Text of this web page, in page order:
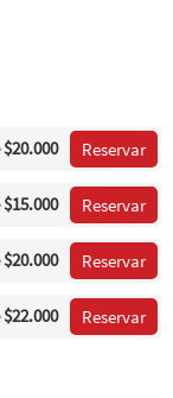
$20.000 Reservar
$15.000 Reservar
$20.000 Reservar
$22.000 Reservar